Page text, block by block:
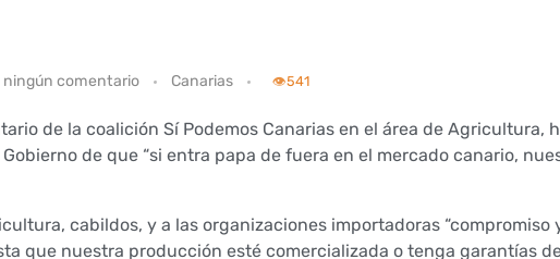
ningún comentario Canarias 👁️541
de la coalición Sí Podemos Canarias en el área de Agricultura,
de que “si entra papa de fuera en el mercado canario,
cabildos, y a las organizaciones importadoras “compromiso
que nuestra producción esté comercializada o tenga garantías